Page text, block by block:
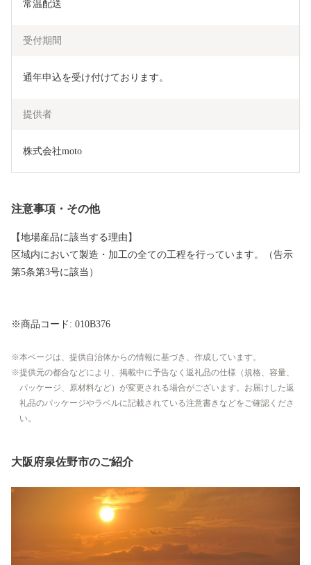
常温配送
受付期間
通年申込を受け付けております。
提供者
株式会社moto
注意事項・その他
【地場産品に該当する理由】
区域内において製造・加工の全ての工程を行っています。（告示
第5条第3号に該当）
※商品コード: 010B376
本ページは、提供自治体からの情報に基づき、作成しています。
提供元の都合などにより、掲載中に予告なく返礼品の仕様（規格、容量、
パッケージ、原材料など）が変更される場合がございます。お届けした返
礼品のパッケージやラベルに記載されている注意書きなどをご確認くださ
い。
大阪府泉佐野市のご紹介